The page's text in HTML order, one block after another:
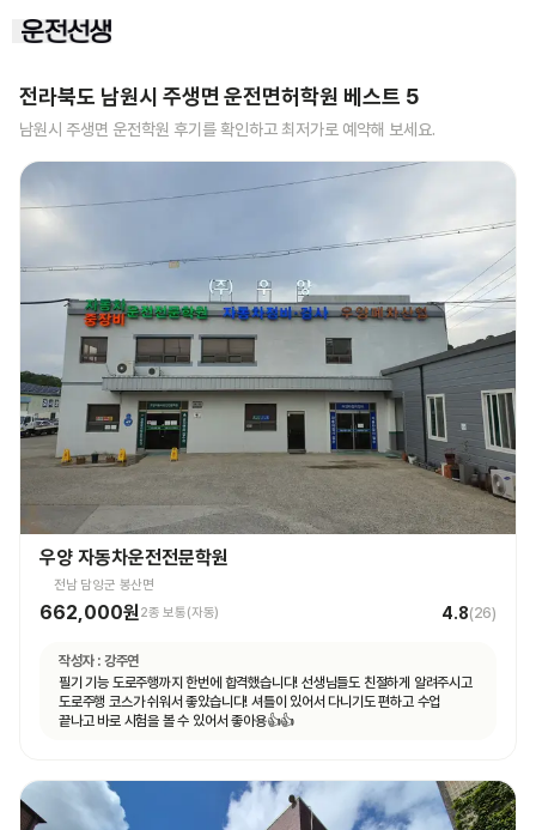
전라북도 남원시 주생면 운전면허학원 베스트 5
남원시 주생면 운전학원 후기를 확인하고 최저가로 예약해 보세요.
우양 자동차운전전문학원
전남 담양군 봉산면
662,000원 2종 보통(자동) 4.8(26)
작성자 : 강주연
필기 기능 도로주행까지 한번에 합격했습니다! 선생님들도 친절하게 알려주시고
도로주행 코스가 쉬워서 좋았습니다! 셔틀이 있어서 다니기도 편하고 수업
끝나고 바로 시험을 볼 수 있어서 좋아용👍👍